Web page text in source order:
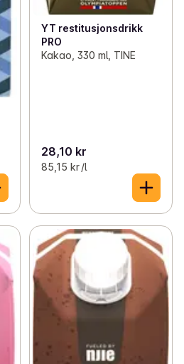
YT restitusjonsdrikk
PRO
Kakao, 330 ml, TINE
28,10 kr
85,15 kr /l